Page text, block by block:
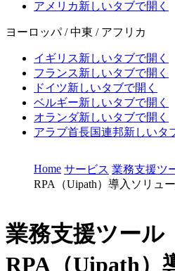
アメリカ新しいタブで開く
ヨーロッパ / 中東 / アフリカ
イギリス新しいタブで開く
フランス新しいタブで開く
ドイツ新しいタブで開く
ベルギー新しいタブで開く
オランダ新しいタブで開く
アラブ首長国連邦新しいタ
Home サービス 業務支援ツ
RPA（Uipath）導入ソリュ
業務支援ツール
RPA（Uipath）